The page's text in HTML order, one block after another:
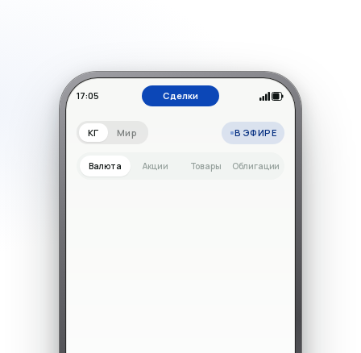
17:05 Сделки
КГ Мир В ЭФИРЕ
Валюта Акции Товары Облигации